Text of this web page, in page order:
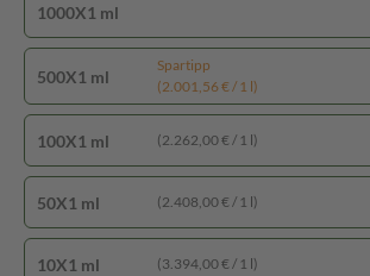
1000X1 ml
500X1 ml
Spartipp
(2.001,56 € / 1 l)
100X1 ml (2.262,00 € / 1 l)
50X1 ml (2.408,00 € / 1 l)
10X1 ml (3.394,00 € / 1 l)